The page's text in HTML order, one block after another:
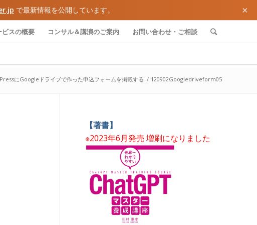
で最新情報を公開しています。 ×
スの概要 コンサル＆講演のご案内 お問い合わせ・ご相談
にGoogleドライブで作った申込フォームを掲載する / 120902Googledriveform05
【著書】
※2023年6月発売 増刷になりました